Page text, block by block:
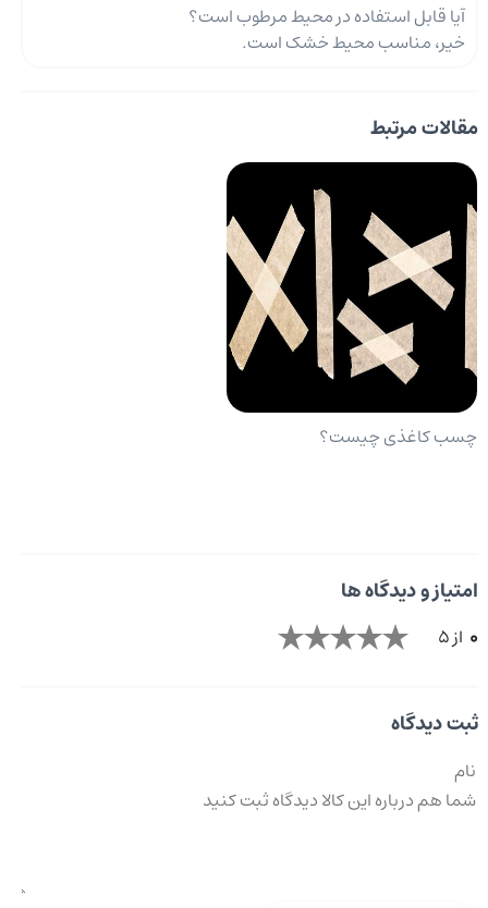
آیا قابل استفاده در محیط مرطوب است؟
خیر، مناسب محیط خشک است.
مقالات مرتبط
چسب کاغذی چیست؟
امتیاز و دیدگاه ها
0 از 5
ثبت دیدگاه